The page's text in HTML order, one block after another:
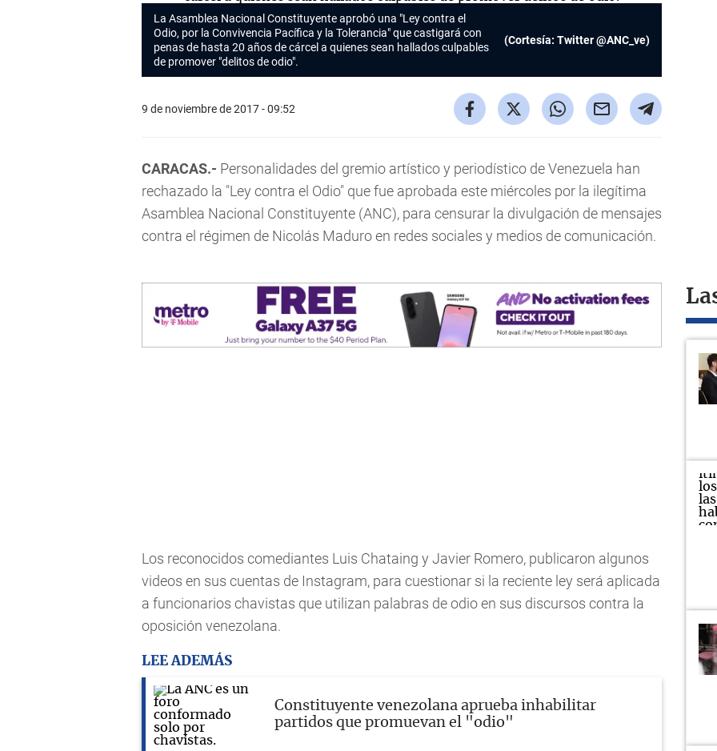
La Asamblea Nacional Constituyente aprobó una "Ley contra el
Odio, por la Convivencia Pacífica y la Tolerancia" que castigará con
penas de hasta 20 años de cárcel a quienes sean hallados culpables
de promover "delitos de odio".
(Cortesía: Twitter @ANC_ve)
9 de noviembre de 2017 - 09:52
CARACAS.- Personalidades del gremio artístico y periodístico de Venezuela han
rechazado la "Ley contra el Odio" que fue aprobada este miércoles por la ilegítima
Asamblea Nacional Constituyente (ANC), para censurar la divulgación de mensajes
contra el régimen de Nicolás Maduro en redes sociales y medios de comunicación.
Los reconocidos comediantes Luis Chataing y Javier Romero, publicaron algunos
videos en sus cuentas de Instagram, para cuestionar si la reciente ley será aplicada
a funcionarios chavistas que utilizan palabras de odio en sus discursos contra la
oposición venezolana.
LEE ADEMÁS
Constituyente venezolana aprueba inhabilitar
partidos que promuevan el "odio"